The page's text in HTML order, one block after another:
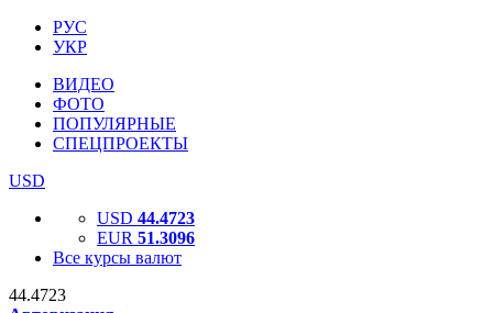
РУС
УКР
ВИДЕО
ФОТО
ПОПУЛЯРНЫЕ
СПЕЦПРОЕКТЫ
USD
USD 44.4723
EUR 51.3096
Все курсы валют
44.4723